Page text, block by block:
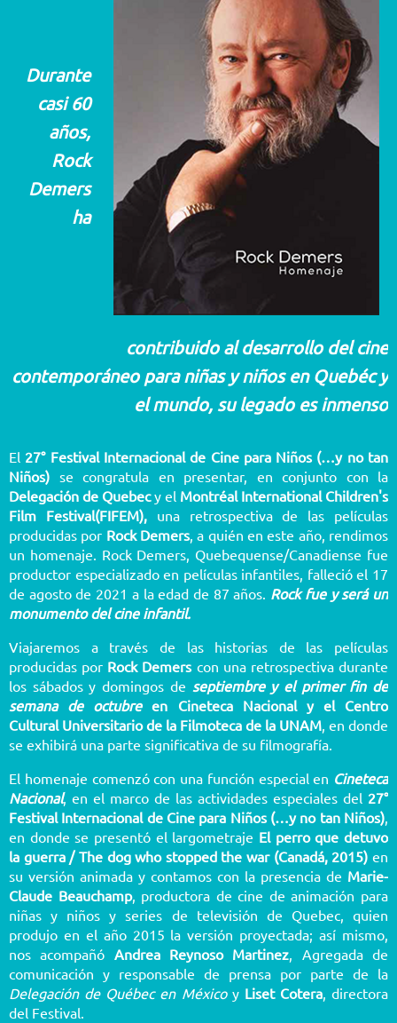
Durante
casi 60
años,
Rock
Demers
ha
contribuido al desarrollo del cine
contemporáneo para niñas y niños en Quebéc y
el mundo, su legado es inmenso
El 27° Festival Internacional de Cine para Niños (…y no tan
Niños) se congratula en presentar, en conjunto con la
Delegación de Quebecy el Montréal International Children's
Film Festival(FIFEM),una retrospectiva de las películas
producidas por Rock Demers, a quién en este año, rendimos
un homenaje. Rock Demers, Quebequense/Canadiense fue
productor especializado en películas infantiles, falleció el 17
de agosto de 2021 a la edad de 87 años. Rock fue y será un
monumento del cine infantil.
Viajaremos a través de las historias de las películas
producidas por Rock Demerscon una retrospectiva durante
los sábados y domingos de septiembre y el primer fin de
semana de octubreen Cineteca Nacional y el Centro
Cultural Universitario de la Filmoteca de la UNAM, en donde
se exhibirá una parte significativa de su filmografía.
El homenaje comenzó con una función especial en Cineteca
Nacional, en el marco de las actividades especiales del 27°
Festival Internacional de Cine para Niños (…y no tan Niños),
en donde se presentó el largometraje El perro que detuvo
la guerra / The dog who stopped the war (Canadá, 2015) en
su versión animada y contamos con la presencia de Marie-
Claude Beauchamp, productora de cine de animación para
niñas y niños y series de televisión de Quebec, quien
produjo en el año 2015 la versión proyectada; así mismo,
nos acompañó Andrea Reynoso Martinez, Agregada de
comunicación y responsable de prensa por parte de la
Delegación de Québec en México y Liset Cotera, directora
del Festival.